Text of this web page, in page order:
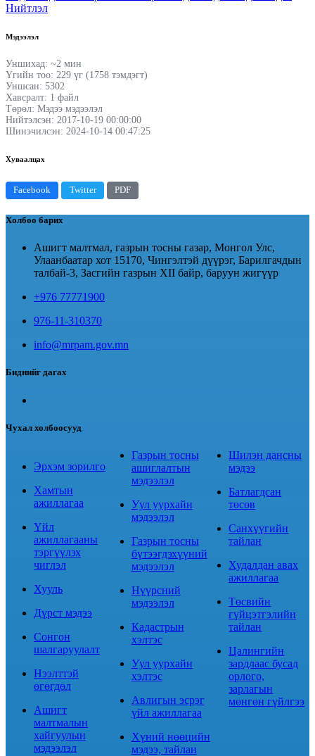
Нийтлэл
Мэдээлэл
Уншихад: ~2 мин
Үгийн тоо: 229 үг (1758 тэмдэгт)
Уншсан: 5302
Хавсралт: 1 файл
Төрөл: Мэдээ мэдээлэл
Нийтэлсэн: 2017-10-19 00:00:00
Шинэчилсэн: 2024-10-14 00:47:25
Хуваалцах
Facebook Twitter PDF
Холбоо барих
Ашигт малтмал, газрын тосны газар, Монгол Улс,
Улаанбаатар хот 15170, Чингэлтэй дүүрэг, Барилгачдын
талбай-3, Засгийн газрын XII байр, баруун жигүүр
+976 77771900
976-11-310370
info@mrpam.gov.mn
Биднийг дагах
Чухал холбоосууд
Эрхэм зорилго
Хамтын
ажиллагаа
Үйл
ажиллагааны
тэргүүлэх
чиглэл
Хууль
Дүрст мэдээ
Сонгон
шалгаруулалт
Нээлттэй
өгөгдөл
Ашигт
малтмалын
хайгуулын
мэдээлэл
Газрын тосны
ашиглалтын
мэдээлэл
Уул уурхайн
мэдээлэл
Газрын тосны
бүтээгдэхүүний
мэдээлэл
Нүүрсний
мэдээлэл
Кадастрын
хэлтэс
Уул уурхайн
хэлтэс
Авлигын эсрэг
үйл ажиллагаа
Хүний нөөцийн
мэдээ, тайлан
Шилэн дансны
мэдээ
Батлагдсан
төсөв
Санхүүгийн
тайлан
Худалдан авах
ажиллагаа
Төсвийн
гүйцэтгэлийн
тайлан
Цалингийн
зардлаас бусад
орлого,
зарлагын
мөнгөн гүйлгээ